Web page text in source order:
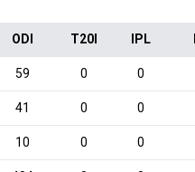
ODI T20I IPL
59 0 0
41 0 0
10 0 0